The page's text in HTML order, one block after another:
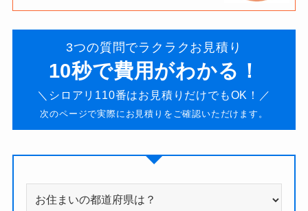
3つの質問でラクラクお見積り
10秒で費用がわかる！
＼シロアリ110番はお見積りだけでもOK！／
次のページで実際にお見積りをご確認いただけます。